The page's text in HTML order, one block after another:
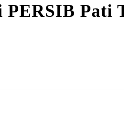
PERSIB Pati